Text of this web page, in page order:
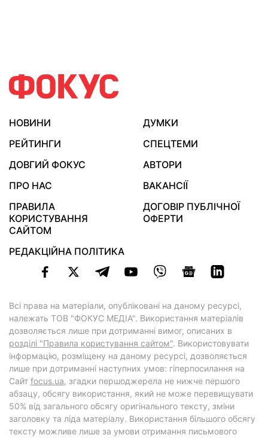
НОВИНИ
ДУМКИ
РЕЙТИНГИ
СПЕЦТЕМИ
ДОВГИЙ ФОКУС
АВТОРИ
ПРО НАС
ВАКАНСІЇ
ПРАВИЛА
КОРИСТУВАННЯ
САЙТОМ
ДОГОВІР ПУБЛІЧНОЇ
ОФЕРТИ
РЕДАКЦІЙНА ПОЛІТИКА
Всі права на матеріали, опубліковані на даному ресурсі,
належать ТОВ "ФОКУС МЕДІА". Використання матеріалів
дозволяється лише при дотриманні вимог, описаних в
розділі "Правила користування сайтом". Використовувати
інформацію, розміщену на даному ресурсі, дозволяється
лише при дотриманні наступних умов: гіперпосилання на
Cайт focus.ua, згадки першоджерела не нижче першого
абзацу, обсягу використання, який не може перевищувати
50% від загального обсягу оригінального тексту, зміни
заголовку та ліда матеріалу. Використання більшого обсягу
тексту можливе лише за умови отримання письмового